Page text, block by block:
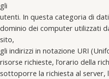
gli
utenti. In questa categoria di
dominio dei computer utilizzati
sito,
gli indirizzi in notazione URI
risorse richieste, l’orario della
sottoporre la richiesta al server,